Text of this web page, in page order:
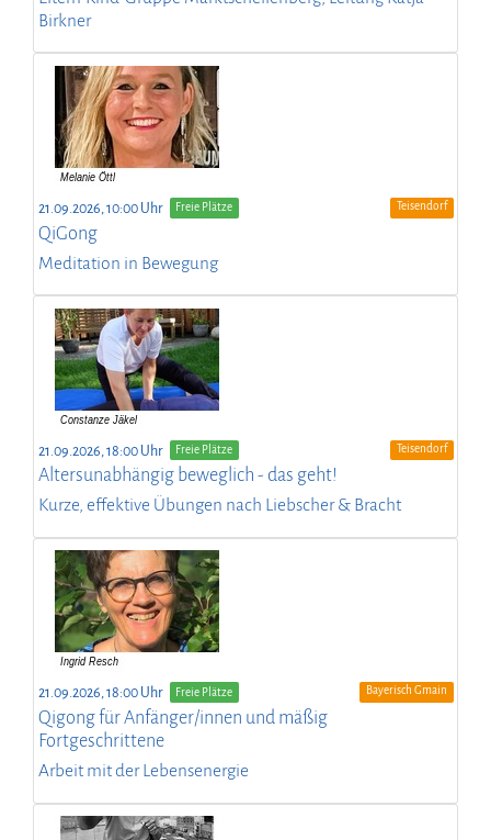
Birkner
21.09.2026, 10:00 Uhr Freie Plätze Teisendorf
QiGong
Meditation in Bewegung
21.09.2026, 18:00 Uhr Freie Plätze Teisendorf
Altersunabhängig beweglich - das geht!
Kurze, effektive Übungen nach Liebscher & Bracht
21.09.2026, 18:00 Uhr Freie Plätze Bayerisch Gmain
Qigong für Anfänger/innen und mäßig
Fortgeschrittene
Arbeit mit der Lebensenergie